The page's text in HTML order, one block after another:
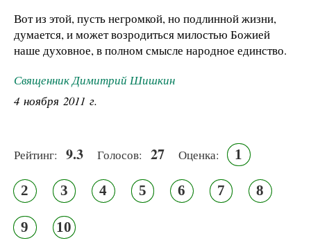
Вот из этой, пусть негромкой, но подлинной жизни,
думается, и может возродиться милостью Божией
наше духовное, в полном смысле народное единство.
Священник Димитрий Шишкин
4 ноября 2011 г.
Рейтинг: 9.3 Голосов: 27 Оценка: 1
2 3 4 5 6 7 8
9 10